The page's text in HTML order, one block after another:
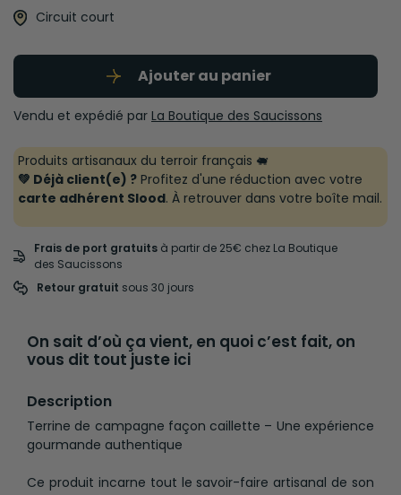
Circuit court
Ajouter au panier
Vendu et expédié par La Boutique des Saucissons
Produits artisanaux du terroir français 🐖
💚 Déjà client(e) ? Profitez d'une réduction avec votre
carte adhérent Slood. À retrouver dans votre boîte mail.
Frais de port gratuits à partir de 25€ chez La Boutique
des Saucissons
Retour gratuit sous 30 jours
On sait d’où ça vient, en quoi c’est fait, on
vous dit tout juste ici
Description
Terrine de campagne façon caillette – Une expérience
gourmande authentique
Ce produit incarne tout le savoir-faire artisanal de son